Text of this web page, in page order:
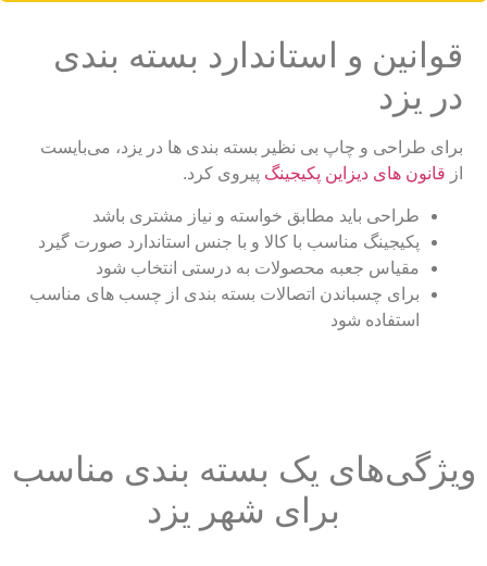
قوانین و استاندارد بسته بندی
در یزد
برای طراحی و چاپ بی نظیر بسته بندی ها در یزد، می‌بایست
از قانون های دیزاین پکیجینگ پیروی کرد.
طراحی باید مطابق خواسته و نیاز مشتری باشد
پکیجینگ مناسب با کالا و با جنس استاندارد صورت گیرد
مقیاس جعبه محصولات به درستی انتخاب شود
برای چسباندن اتصالات بسته بندی از چسب های مناسب
استفاده شود
ویژگی‌های یک بسته بندی مناسب
برای شهر یزد